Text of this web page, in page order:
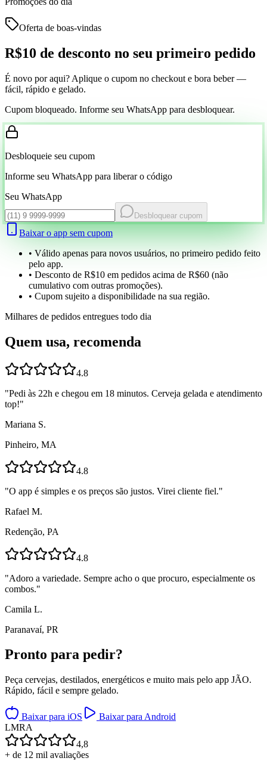
Oferta de boas-vindas
R$10 de desconto no seu primeiro pedido
É novo por aqui? Aplique o cupom no checkout e bora beber —
fácil, rápido e gelado.
Cupom bloqueado. Informe seu WhatsApp para desbloquear.
Desbloqueie seu cupom
Informe seu WhatsApp para liberar o código
Seu WhatsApp
Desbloquear cupom
Baixar o app sem cupom
• Válido apenas para novos usuários, no primeiro pedido feito
pelo app.
• Desconto de R$10 em pedidos acima de R$60 (não
cumulativo com outras promoções).
• Cupom sujeito a disponibilidade na sua região.
Milhares de pedidos entregues todo dia
Quem usa, recomenda
4.8
"Pedi às 22h e chegou em 18 minutos. Cerveja gelada e atendimento
top!"
Mariana S.
Pinheiro, MA
4.8
"O app é simples e os preços são justos. Virei cliente fiel."
Rafael M.
Redenção, PA
4.8
"Adoro a variedade. Sempre acho o que procuro, especialmente os
combos."
Camila L.
Paranavaí, PR
Pronto para pedir?
Peça cervejas, destilados, energéticos e muito mais pelo app JÃO.
Rápido, fácil e sempre gelado.
Baixar para iOS
Baixar para Android
LMRA
4,8
+ de 12 mil avaliações